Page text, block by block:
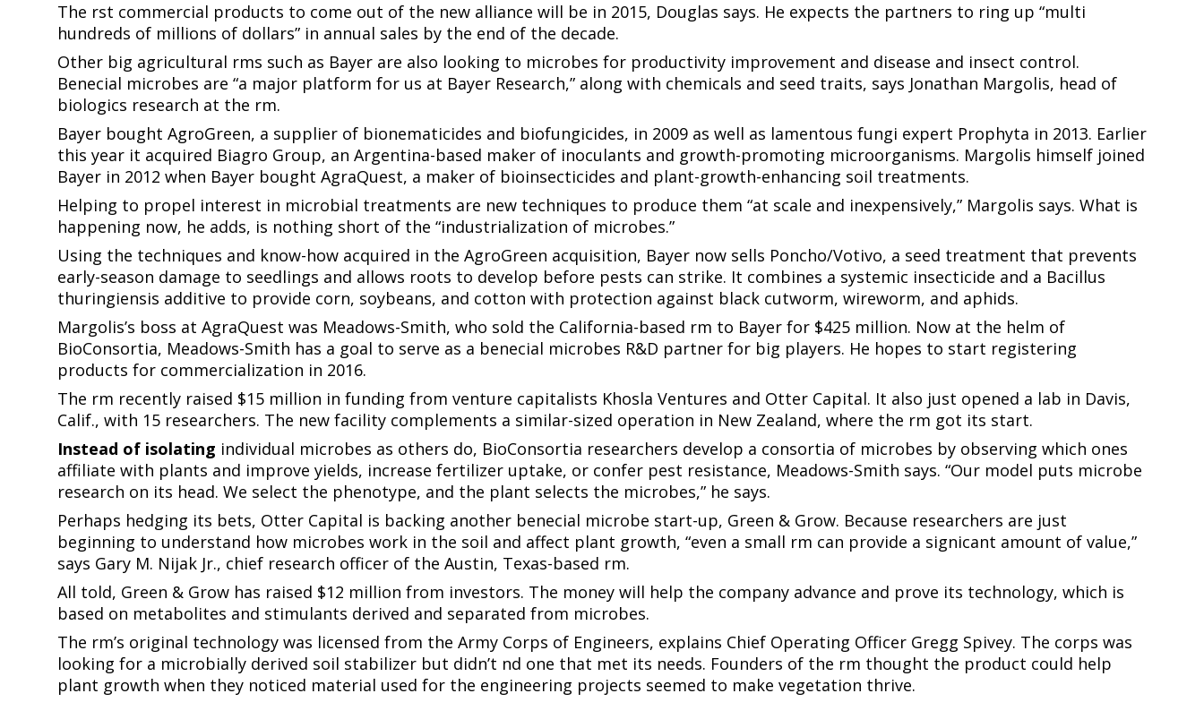
The first commercial products to come out of the new alliance will be in 2015, Douglas says. He expects the partners to ring up “multi
hundreds of millions of dollars” in annual sales by the end of the decade.​​​​‌ ‍ ​‍​‍‌‍ ‌ ​‍‌‍‍‌‌‍‌ ‌‍‍‌‌‍ ‍​‍​‍​ ‍‍​‍​‍‌ ​ ‌‍​‌‌‍ ‍‌‍‍‌‌ ‌​‌ ‍‌​‍ ‍‌‍‍‌‌‍ ​‍​‍​‍ ​​‍​‍‌‍‍​‌ ​‍‌‍‌‌‌‍‌‍​‍​‍​ ‍‍​‍​‍​‍ ‌ ​ ‌ ‌​‌ ‌‌‌‍‌​‌‍‍‌‌‍ ​‍ ‌‍‍‌‌‍ ‍‌ ‌​‌‍‌‌‌‍ ‍‌ ‌​​‍ ‌‍‌‌‌‍‌​‌‍‍‌‌ ‌​​‍ ‌‍ ‌‌‍ ‌‍‌​‌‍‌‌​ ‌‌ ​​‌ ​‍‌‍‌‌‌ ​ ‌‍‌‌‌‍ ‍‌ ‌​‌‍​‌‌ ‌​‌‍‍‌‌‍ ‌‍ ‍​ ‍ ‌‍‍‌‌‍‌​​ ‌‌ ​​‌‍ ‌ ​ ‌ ‌​​‍ ‍‌ ​ ‌‍​‌​‍ ‍‌‍‌ ‌ ​‍‌‍ ‌ ‌ ‌‍‍‌‌‍ ‍‌‍‌ ​‍ ‌‌ ​​‌ ​‍‌‍ ‌‍‌‍‌‍‍‌‌ ‌​‌ ​ ​‍ ‌‌ ‌ ‌‍‍‌‌ ‌​‌‍‍​​‍ ‌‌‍ ‌‌‍‍‌‌‍​ ‌ ​‍‌‍ ‌‍​‍‌‍‌‌‌ ​ ​ ‍ ‌ ‌​‌ ‍‌‌ ​​‌‍‌‌​ ‌‌ ​​‌‍ ‌ ​ ‌ ‌​​ ‍ ‌ ​​‌‍​‌‌ ‌​‌‍‍​​ ‌‌‍​‍‌‍ ‌‍‌​‌ ‍‌​‍‌‌​ ‌‌‌​​‍‌‌ ‌‍‍ ‌‍‌‌‌ ‍‌​‍‌‌​ ​ ‌​‌​​‍‌‌​ ​ ‌​‌​​‍‌‌​ ​‍​ ​‍​ ‌​​ ‌‍‌‍‌‍‌‍​ ‌‍‌​​ ​‌​ ‌‌‌‍‌‍​ ‍​​ ‌​​ ‌​‌‍​‍​‍‌‌​ ​‍​ ​‍​‍‌‌​ ‌‌‌​‌​​‍ ‍‌‍​ ‌‍‍​‌‍‍‌‌‍ ​‌‍‌​‌ ​‍‌‍‌‌‌‍ ‍​‍‌‌​ ‌‌‌​​‍‌‌ ‌‍‍ ‌‍‌‌‌ ‍‌​‍‌‌​ ​ ‌​‌​​‍‌‌​ ​ ‌​‌​​‍‌‌​ ​‍​ ​‍​ ‌​​ ‌​​ ‌‍​ ​​​ ‌‌​ ‌‌‌‍‌‍‌‍​‌​ ‌‍​ ‍‌​ ‍​‌‍‌‌​ ​​​‍‌‌​ ​‍​ ​‍​‍‌‌​ ‌‌‌​‌​​‍ ‍‌ ‌​‌‍‌‌‌ ‍​‌ ‌​​ ‌‍​‍‌‍​‌‌ ​ ‌‍‌‌‌‌‌‌‌ ​‍‌‍ ​​ ‌​‍‌‌​ ​‍‌​‌‍‌ ​ ‌ ‌​‌ ‌‌‌‍‌​‌‍‍‌‌‍ ​‍‌‍‌‍‍‌‌‍‌​​ ‌‌ ​​‌‍ ‌ ​ ‌ ‌​​‍ ‍‌ ​ ‌‍​‌​‍ ‍‌‍‌ ‌ ​‍‌‍ ‌ ‌ ‌‍‍‌‌‍ ‍‌‍‌ ​‍ ‌‌ ​​‌ ​‍‌‍ ‌‍‌‍‌‍‍‌‌ ‌​‌ ​ ​‍ ‌‌ ‌ ‌‍‍‌‌ ‌​‌‍‍​​‍ ‌‌‍ ‌‌‍‍‌‌‍​ ‌ ​‍‌‍ ‌‍​‍‌‍‌‌‌ ​ ​‍‌‍‌ ‌​‌ ‍‌‌ ​​‌‍‌‌​ ‌‌ ​​‌‍ ‌ ​ ‌ ‌​​‍‌‍‌ ​​‌‍​‌‌ ‌​‌‍‍​​ ‌‌‍​‍‌‍ ‌‍‌​‌ ‍‌​‍‌‌​ ‌‌‌​​‍‌‌ ‌‍‍ ‌‍‌‌‌ ‍‌​‍‌‌​ ​ ‌​‌​​‍‌‌​ ​ ‌​‌​​‍‌‌​ ​‍​ ​‍​ ‌​​ ‌‍‌‍‌‍‌‍​ ‌‍‌​​ ​‌​ ‌‌‌‍‌‍​ ‍​​ ‌​​ ‌​‌‍​‍​‍‌‌​ ​‍​ ​‍​‍‌‌​ ‌‌‌​‌​​‍ ‍‌‍​ ‌‍‍​‌‍‍‌‌‍ ​‌‍‌​‌ ​‍‌‍‌‌‌‍ ‍​‍‌‌​ ‌‌‌​​‍‌‌ ‌‍‍ ‌‍‌‌‌ ‍‌​‍‌‌​ ​ ‌​‌​​‍‌‌​ ​ ‌​‌​​‍‌‌​ ​‍​ ​‍​ ‌​​ ‌​​ ‌‍​ ​​​ ‌‌​ ‌‌‌‍‌‍‌‍​‌​ ‌‍​ ‍‌​ ‍​‌‍‌‌​ ​​​‍‌‌​ ​‍​ ​‍​‍‌‌​ ‌‌‌​‌​​‍ ‍‌ ‌​‌‍‌‌‌ ‍​‌ ‌​​‍‌‍‌ ​​‌‍‌‌‌ ​‍‌ ​ ‌ ​​‌‍‌‌‌‍​ ‌ ‌​‌‍‍‌‌ ‌‍‌‍‌‌​ ‌‌ ​​‌ ‌‌‌‍​‍‌‍ ​‌‍‍‌‌ ​ ‌‍‍​‌‍‌‌‌‍‌​​‍​‍‌ ‌
Other big agricultural firms such as Bayer are also looking to microbes for productivity improvement and disease and insect control.
Beneficial microbes are “a major platform for us at Bayer Research,” along with chemicals and seed traits, says Jonathan Margolis, head of
biologics research at the firm.​​​​‌ ‍ ​‍​‍‌‍ ‌ ​‍‌‍‍‌‌‍‌ ‌‍‍‌‌‍ ‍​‍​‍​ ‍‍​‍​‍‌ ​ ‌‍​‌‌‍ ‍‌‍‍‌‌ ‌​‌ ‍‌​‍ ‍‌‍‍‌‌‍ ​‍​‍​‍ ​​‍​‍‌‍‍​‌ ​‍‌‍‌‌‌‍‌‍​‍​‍​ ‍‍​‍​‍​‍ ‌ ​ ‌ ‌​‌ ‌‌‌‍‌​‌‍‍‌‌‍ ​‍ ‌‍‍‌‌‍ ‍‌ ‌​‌‍‌‌‌‍ ‍‌ ‌​​‍ ‌‍‌‌‌‍‌​‌‍‍‌‌ ‌​​‍ ‌‍ ‌‌‍ ‌‍‌​‌‍‌‌​ ‌‌ ​​‌ ​‍‌‍‌‌‌ ​ ‌‍‌‌‌‍ ‍‌ ‌​‌‍​‌‌ ‌​‌‍‍‌‌‍ ‌‍ ‍​ ‍ ‌‍‍‌‌‍‌​​ ‌‌ ​​‌‍ ‌ ​ ‌ ‌​​‍ ‍‌ ​ ‌‍​‌​‍ ‍‌‍‌ ‌ ​‍‌‍ ‌ ‌ ‌‍‍‌‌‍ ‍‌‍‌ ​‍ ‌‌ ​​‌ ​‍‌‍ ‌‍‌‍‌‍‍‌‌ ‌​‌ ​ ​‍ ‌‌ ‌ ‌‍‍‌‌ ‌​‌‍‍​​‍ ‌‌‍ ‌‌‍‍‌‌‍​ ‌ ​‍‌‍ ‌‍​‍‌‍‌‌‌ ​ ​ ‍ ‌ ‌​‌ ‍‌‌ ​​‌‍‌‌​ ‌‌ ​​‌‍ ‌ ​ ‌ ‌​​ ‍ ‌ ​​‌‍​‌‌ ‌​‌‍‍​​ ‌‌‍​‍‌‍ ‌‍‌​‌ ‍‌​‍‌‌​ ‌‌‌​​‍‌‌ ‌‍‍ ‌‍‌‌‌ ‍‌​‍‌‌​ ​ ‌​‌​​‍‌‌​ ​ ‌​‌​​‍‌‌​ ​‍​ ​‍​ ‍‌​ ​‍​ ‌‌​ ‍‌​ ‌‍‌‍‌‍​ ‌‌‌‍​ ‌‍​ ​ ‌‍​ ‌‍​ ‍​​‍‌‌​ ​‍​ ​‍​‍‌‌​ ‌‌‌​‌​​‍ ‍‌‍​ ‌‍‍​‌‍‍‌‌‍ ​‌‍‌​‌ ​‍‌‍‌‌‌‍ ‍​‍‌‌​ ‌‌‌​​‍‌‌ ‌‍‍ ‌‍‌‌‌ ‍‌​‍‌‌​ ​ ‌​‌​​‍‌‌​ ​ ‌​‌​​‍‌‌​ ​‍​ ​‍‌‍​ ‌‍‌​‌‍‌‌​ ‍​‌‍​‌‌‍​‍‌‍​ ​ ‌​​ ‍​​ ‌‌‌‍​‍‌‍​‍​ ​​​‍‌‌​ ​‍​ ​‍​‍‌‌​ ‌‌‌​‌​​‍ ‍‌ ‌​‌‍‌‌‌ ‍​‌ ‌​​ ‌‍​‍‌‍​‌‌ ​ ‌‍‌‌‌‌‌‌‌ ​‍‌‍ ​​ ‌​‍‌‌​ ​‍‌​‌‍‌ ​ ‌ ‌​‌ ‌‌‌‍‌​‌‍‍‌‌‍ ​‍‌‍‌‍‍‌‌‍‌​​ ‌‌ ​​‌‍ ‌ ​ ‌ ‌​​‍ ‍‌ ​ ‌‍​‌​‍ ‍‌‍‌ ‌ ​‍‌‍ ‌ ‌ ‌‍‍‌‌‍ ‍‌‍‌ ​‍ ‌‌ ​​‌ ​‍‌‍ ‌‍‌‍‌‍‍‌‌ ‌​‌ ​ ​‍ ‌‌ ‌ ‌‍‍‌‌ ‌​‌‍‍​​‍ ‌‌‍ ‌‌‍‍‌‌‍​ ‌ ​‍‌‍ ‌‍​‍‌‍‌‌‌ ​ ​‍‌‍‌ ‌​‌ ‍‌‌ ​​‌‍‌‌​ ‌‌ ​​‌‍ ‌ ​ ‌ ‌​​‍‌‍‌ ​​‌‍​‌‌ ‌​‌‍‍​​ ‌‌‍​‍‌‍ ‌‍‌​‌ ‍‌​‍‌‌​ ‌‌‌​​‍‌‌ ‌‍‍ ‌‍‌‌‌ ‍‌​‍‌‌​ ​ ‌​‌​​‍‌‌​ ​ ‌​‌​​‍‌‌​ ​‍​ ​‍​ ‍‌​ ​‍​ ‌‌​ ‍‌​ ‌‍‌‍‌‍​ ‌‌‌‍​ ‌‍​ ​ ‌‍​ ‌‍​ ‍​​‍‌‌​ ​‍​ ​‍​‍‌‌​ ‌‌‌​‌​​‍ ‍‌‍​ ‌‍‍​‌‍‍‌‌‍ ​‌‍‌​‌ ​‍‌‍‌‌‌‍ ‍​‍‌‌​ ‌‌‌​​‍‌‌ ‌‍‍ ‌‍‌‌‌ ‍‌​‍‌‌​ ​ ‌​‌​​‍‌‌​ ​ ‌​‌​​‍‌‌​ ​‍​ ​‍‌‍​ ‌‍‌​‌‍‌‌​ ‍​‌‍​‌‌‍​‍‌‍​ ​ ‌​​ ‍​​ ‌‌‌‍​‍‌‍​‍​ ​​​‍‌‌​ ​‍​ ​‍​‍‌‌​ ‌‌‌​‌​​‍ ‍‌ ‌​‌‍‌‌‌ ‍​‌ ‌​​‍‌‍‌ ​​‌‍‌‌‌ ​‍‌ ​ ‌ ​​‌‍‌‌‌‍​ ‌ ‌​‌‍‍‌‌ ‌‍‌‍‌‌​ ‌‌ ​​‌ ‌‌‌‍​‍‌‍ ​‌‍‍‌‌ ​ ‌‍‍​‌‍‌‌‌‍‌​​‍​‍‌ ‌
Bayer bought AgroGreen, a supplier of bionematicides and biofungicides, in 2009 as well as filamentous fungi expert Prophyta in 2013. Earlier
this year it acquired Biagro Group, an Argentina-based maker of inoculants and growth-promoting microorganisms. Margolis himself joined
Bayer in 2012 when Bayer bought AgraQuest, a maker of bioinsecticides and plant-growth-enhancing soil treatments.​​​​‌ ‍ ​‍​‍‌‍ ‌ ​‍‌‍‍‌‌‍‌ ‌‍‍‌‌‍ ‍​‍​‍​ ‍‍​‍​‍‌ ​ ‌‍​‌‌‍ ‍‌‍‍‌‌ ‌​‌ ‍‌​‍ ‍‌‍‍‌‌‍ ​‍​‍​‍ ​​‍​‍‌‍‍​‌ ​‍‌‍‌‌‌‍‌‍​‍​‍​ ‍‍​‍​‍​‍ ‌ ​ ‌ ‌​‌ ‌‌‌‍‌​‌‍‍‌‌‍ ​‍ ‌‍‍‌‌‍ ‍‌ ‌​‌‍‌‌‌‍ ‍‌ ‌​​‍ ‌‍‌‌‌‍‌​‌‍‍‌‌ ‌​​‍ ‌‍ ‌‌‍ ‌‍‌​‌‍‌‌​ ‌‌ ​​‌ ​‍‌‍‌‌‌ ​ ‌‍‌‌‌‍ ‍‌ ‌​‌‍​‌‌ ‌​‌‍‍‌‌‍ ‌‍ ‍​ ‍ ‌‍‍‌‌‍‌​​ ‌‌ ​​‌‍ ‌ ​ ‌ ‌​​‍ ‍‌ ​ ‌‍​‌​‍ ‍‌‍‌ ‌ ​‍‌‍ ‌ ‌ ‌‍‍‌‌‍ ‍‌‍‌ ​‍ ‌‌ ​​‌ ​‍‌‍ ‌‍‌‍‌‍‍‌‌ ‌​‌ ​ ​‍ ‌‌ ‌ ‌‍‍‌‌ ‌​‌‍‍​​‍ ‌‌‍ ‌‌‍‍‌‌‍​ ‌ ​‍‌‍ ‌‍​‍‌‍‌‌‌ ​ ​ ‍ ‌ ‌​‌ ‍‌‌ ​​‌‍‌‌​ ‌‌ ​​‌‍ ‌ ​ ‌ ‌​​ ‍ ‌ ​​‌‍​‌‌ ‌​‌‍‍​​ ‌‌‍​‍‌‍ ‌‍‌​‌ ‍‌​‍‌‌​ ‌‌‌​​‍‌‌ ‌‍‍ ‌‍‌‌‌ ‍‌​‍‌‌​ ​ ‌​‌​​‍‌‌​ ​ ‌​‌​​‍‌‌​ ​‍​ ​‍​ ​‍​ ​‍‌‍​ ​ ‍​‌‍‌​​ ​ ​ ​ ​ ‌​​ ‌​‌‍‌​‌‍‌​​ ​​​‍‌‌​ ​‍​ ​‍​‍‌‌​ ‌‌‌​‌​​‍ ‍‌‍​ ‌‍‍​‌‍‍‌‌‍ ​‌‍‌​‌ ​‍‌‍‌‌‌‍ ‍​‍‌‌​ ‌‌‌​​‍‌‌ ‌‍‍ ‌‍‌‌‌ ‍‌​‍‌‌​ ​ ‌​‌​​‍‌‌​ ​ ‌​‌​​‍‌‌​ ​‍​ ​‍​ ​ ‌‍​ ​ ​‌​ ‌‌​ ‌‍​ ‌ ‌‍‌​​ ‌​​ ‌ ‌‍‌​​ ‍​​ ‍‌​ ​​​‍‌‌​ ​‍​ ​‍​‍‌‌​ ‌‌‌​‌​​‍ ‍‌ ‌​‌‍‌‌‌ ‍​‌ ‌​​ ‌‍​‍‌‍​‌‌ ​ ‌‍‌‌‌‌‌‌‌ ​‍‌‍ ​​ ‌​‍‌‌​ ​‍‌​‌‍‌ ​ ‌ ‌​‌ ‌‌‌‍‌​‌‍‍‌‌‍ ​‍‌‍‌‍‍‌‌‍‌​​ ‌‌ ​​‌‍ ‌ ​ ‌ ‌​​‍ ‍‌ ​ ‌‍​‌​‍ ‍‌‍‌ ‌ ​‍‌‍ ‌ ‌ ‌‍‍‌‌‍ ‍‌‍‌ ​‍ ‌‌ ​​‌ ​‍‌‍ ‌‍‌‍‌‍‍‌‌ ‌​‌ ​ ​‍ ‌‌ ‌ ‌‍‍‌‌ ‌​‌‍‍​​‍ ‌‌‍ ‌‌‍‍‌‌‍​ ‌ ​‍‌‍ ‌‍​‍‌‍‌‌‌ ​ ​‍‌‍‌ ‌​‌ ‍‌‌ ​​‌‍‌‌​ ‌‌ ​​‌‍ ‌ ​ ‌ ‌​​‍‌‍‌ ​​‌‍​‌‌ ‌​‌‍‍​​ ‌‌‍​‍‌‍ ‌‍‌​‌ ‍‌​‍‌‌​ ‌‌‌​​‍‌‌ ‌‍‍ ‌‍‌‌‌ ‍‌​‍‌‌​ ​ ‌​‌​​‍‌‌​ ​ ‌​‌​​‍‌‌​ ​‍​ ​‍​ ​‍​ ​‍‌‍​ ​ ‍​‌‍‌​​ ​ ​ ​ ​ ‌​​ ‌​‌‍‌​‌‍‌​​ ​​​‍‌‌​ ​‍​ ​‍​‍‌‌​ ‌‌‌​‌​​‍ ‍‌‍​ ‌‍‍​‌‍‍‌‌‍ ​‌‍‌​‌ ​‍‌‍‌‌‌‍ ‍​‍‌‌​ ‌‌‌​​‍‌‌ ‌‍‍ ‌‍‌‌‌ ‍‌​‍‌‌​ ​ ‌​‌​​‍‌‌​ ​ ‌​‌​​‍‌‌​ ​‍​ ​‍​ ​ ‌‍​ ​ ​‌​ ‌‌​ ‌‍​ ‌ ‌‍‌​​ ‌​​ ‌ ‌‍‌​​ ‍​​ ‍‌​ ​​​‍‌‌​ ​‍​ ​‍​‍‌‌​ ‌‌‌​‌​​‍ ‍‌ ‌​‌‍‌‌‌ ‍​‌ ‌​​‍‌‍‌ ​​‌‍‌‌‌ ​‍‌ ​ ‌ ​​‌‍‌‌‌‍​ ‌ ‌​‌‍‍‌‌ ‌‍‌‍‌‌​ ‌‌ ​​‌ ‌‌‌‍​‍‌‍ ​‌‍‍‌‌ ​ ‌‍‍​‌‍‌‌‌‍‌​​‍​‍‌ ‌
Helping to propel interest in microbial treatments are new techniques to produce them “at scale and inexpensively,” Margolis says. What is
happening now, he adds, is nothing short of the “industrialization of microbes.”​​​​‌ ‍ ​‍​‍‌‍ ‌ ​‍‌‍‍‌‌‍‌ ‌‍‍‌‌‍ ‍​‍​‍​ ‍‍​‍​‍‌ ​ ‌‍​‌‌‍ ‍‌‍‍‌‌ ‌​‌ ‍‌​‍ ‍‌‍‍‌‌‍ ​‍​‍​‍ ​​‍​‍‌‍‍​‌ ​‍‌‍‌‌‌‍‌‍​‍​‍​ ‍‍​‍​‍​‍ ‌ ​ ‌ ‌​‌ ‌‌‌‍‌​‌‍‍‌‌‍ ​‍ ‌‍‍‌‌‍ ‍‌ ‌​‌‍‌‌‌‍ ‍‌ ‌​​‍ ‌‍‌‌‌‍‌​‌‍‍‌‌ ‌​​‍ ‌‍ ‌‌‍ ‌‍‌​‌‍‌‌​ ‌‌ ​​‌ ​‍‌‍‌‌‌ ​ ‌‍‌‌‌‍ ‍‌ ‌​‌‍​‌‌ ‌​‌‍‍‌‌‍ ‌‍ ‍​ ‍ ‌‍‍‌‌‍‌​​ ‌‌ ​​‌‍ ‌ ​ ‌ ‌​​‍ ‍‌ ​ ‌‍​‌​‍ ‍‌‍‌ ‌ ​‍‌‍ ‌ ‌ ‌‍‍‌‌‍ ‍‌‍‌ ​‍ ‌‌ ​​‌ ​‍‌‍ ‌‍‌‍‌‍‍‌‌ ‌​‌ ​ ​‍ ‌‌ ‌ ‌‍‍‌‌ ‌​‌‍‍​​‍ ‌‌‍ ‌‌‍‍‌‌‍​ ‌ ​‍‌‍ ‌‍​‍‌‍‌‌‌ ​ ​ ‍ ‌ ‌​‌ ‍‌‌ ​​‌‍‌‌​ ‌‌ ​​‌‍ ‌ ​ ‌ ‌​​ ‍ ‌ ​​‌‍​‌‌ ‌​‌‍‍​​ ‌‌‍​‍‌‍ ‌‍‌​‌ ‍‌​‍‌‌​ ‌‌‌​​‍‌‌ ‌‍‍ ‌‍‌‌‌ ‍‌​‍‌‌​ ​ ‌​‌​​‍‌‌​ ​ ‌​‌​​‍‌‌​ ​‍​ ​‍​ ‌‍​ ​ ‌‍​‍​ ‌​​ ‌​​ ‌‍​ ​‍‌‍‌‌​ ‌​​ ​‌‌‍‌​‌‍​‌​‍‌‌​ ​‍​ ​‍​‍‌‌​ ‌‌‌​‌​​‍ ‍‌‍​ ‌‍‍​‌‍‍‌‌‍ ​‌‍‌​‌ ​‍‌‍‌‌‌‍ ‍​‍‌‌​ ‌‌‌​​‍‌‌ ‌‍‍ ‌‍‌‌‌ ‍‌​‍‌‌​ ​ ‌​‌​​‍‌‌​ ​ ‌​‌​​‍‌‌​ ​‍​ ​‍‌‍‌‌​ ​ ‌‍​‍‌‍​‌‌‍​‍‌‍​ ​ ​​​ ‌‍​ ​‍​ ​​​ ​​‌‍​ ​ ​​​‍‌‌​ ​‍​ ​‍​‍‌‌​ ‌‌‌​‌​​‍ ‍‌ ‌​‌‍‌‌‌ ‍​‌ ‌​​ ‌‍​‍‌‍​‌‌ ​ ‌‍‌‌‌‌‌‌‌ ​‍‌‍ ​​ ‌​‍‌‌​ ​‍‌​‌‍‌ ​ ‌ ‌​‌ ‌‌‌‍‌​‌‍‍‌‌‍ ​‍‌‍‌‍‍‌‌‍‌​​ ‌‌ ​​‌‍ ‌ ​ ‌ ‌​​‍ ‍‌ ​ ‌‍​‌​‍ ‍‌‍‌ ‌ ​‍‌‍ ‌ ‌ ‌‍‍‌‌‍ ‍‌‍‌ ​‍ ‌‌ ​​‌ ​‍‌‍ ‌‍‌‍‌‍‍‌‌ ‌​‌ ​ ​‍ ‌‌ ‌ ‌‍‍‌‌ ‌​‌‍‍​​‍ ‌‌‍ ‌‌‍‍‌‌‍​ ‌ ​‍‌‍ ‌‍​‍‌‍‌‌‌ ​ ​‍‌‍‌ ‌​‌ ‍‌‌ ​​‌‍‌‌​ ‌‌ ​​‌‍ ‌ ​ ‌ ‌​​‍‌‍‌ ​​‌‍​‌‌ ‌​‌‍‍​​ ‌‌‍​‍‌‍ ‌‍‌​‌ ‍‌​‍‌‌​ ‌‌‌​​‍‌‌ ‌‍‍ ‌‍‌‌‌ ‍‌​‍‌‌​ ​ ‌​‌​​‍‌‌​ ​ ‌​‌​​‍‌‌​ ​‍​ ​‍​ ‌‍​ ​ ‌‍​‍​ ‌​​ ‌​​ ‌‍​ ​‍‌‍‌‌​ ‌​​ ​‌‌‍‌​‌‍​‌​‍‌‌​ ​‍​ ​‍​‍‌‌​ ‌‌‌​‌​​‍ ‍‌‍​ ‌‍‍​‌‍‍‌‌‍ ​‌‍‌​‌ ​‍‌‍‌‌‌‍ ‍​‍‌‌​ ‌‌‌​​‍‌‌ ‌‍‍ ‌‍‌‌‌ ‍‌​‍‌‌​ ​ ‌​‌​​‍‌‌​ ​ ‌​‌​​‍‌‌​ ​‍​ ​‍‌‍‌‌​ ​ ‌‍​‍‌‍​‌‌‍​‍‌‍​ ​ ​​​ ‌‍​ ​‍​ ​​​ ​​‌‍​ ​ ​​​‍‌‌​ ​‍​ ​‍​‍‌‌​ ‌‌‌​‌​​‍ ‍‌ ‌​‌‍‌‌‌ ‍​‌ ‌​​‍‌‍‌ ​​‌‍‌‌‌ ​‍‌ ​ ‌ ​​‌‍‌‌‌‍​ ‌ ‌​‌‍‍‌‌ ‌‍‌‍‌‌​ ‌‌ ​​‌ ‌‌‌‍​‍‌‍ ​‌‍‍‌‌ ​ ‌‍‍​‌‍‌‌‌‍‌​​‍​‍‌ ‌
Using the techniques and know-how acquired in the AgroGreen acquisition, Bayer now sells Poncho/Votivo, a seed treatment that prevents
early-season damage to seedlings and allows roots to develop before pests can strike. It combines a systemic insecticide and a ​​​​‌ ‍ ​‍​‍‌‍ ‌ ​‍‌‍‍‌‌‍‌ ‌‍‍‌‌‍ ‍​‍​‍​ ‍‍​‍​‍‌ ​ ‌‍​‌‌‍ ‍‌‍‍‌‌ ‌​‌ ‍‌​‍ ‍‌‍‍‌‌‍ ​‍​‍​‍ ​​‍​‍‌‍‍​‌ ​‍‌‍‌‌‌‍‌‍​‍​‍​ ‍‍​‍​‍​‍ ‌ ​ ‌ ‌​‌ ‌‌‌‍‌​‌‍‍‌‌‍ ​‍ ‌‍‍‌‌‍ ‍‌ ‌​‌‍‌‌‌‍ ‍‌ ‌​​‍ ‌‍‌‌‌‍‌​‌‍‍‌‌ ‌​​‍ ‌‍ ‌‌‍ ‌‍‌​‌‍‌‌​ ‌‌ ​​‌ ​‍‌‍‌‌‌ ​ ‌‍‌‌‌‍ ‍‌ ‌​‌‍​‌‌ ‌​‌‍‍‌‌‍ ‌‍ ‍​ ‍ ‌‍‍‌‌‍‌​​ ‌‌ ​​‌‍ ‌ ​ ‌ ‌​​‍ ‍‌ ​ ‌‍​‌​‍ ‍‌‍‌ ‌ ​‍‌‍ ‌ ‌ ‌‍‍‌‌‍ ‍‌‍‌ ​‍ ‌‌ ​​‌ ​‍‌‍ ‌‍‌‍‌‍‍‌‌ ‌​‌ ​ ​‍ ‌‌ ‌ ‌‍‍‌‌ ‌​‌‍‍​​‍ ‌‌‍ ‌‌‍‍‌‌‍​ ‌ ​‍‌‍ ‌‍​‍‌‍‌‌‌ ​ ​ ‍ ‌ ‌​‌ ‍‌‌ ​​‌‍‌‌​ ‌‌ ​​‌‍ ‌ ​ ‌ ‌​​ ‍ ‌ ​​‌‍​‌‌ ‌​‌‍‍​​ ‌‌‍​‍‌‍ ‌‍‌​‌ ‍‌​‍‌‌​ ‌‌‌​​‍‌‌ ‌‍‍ ‌‍‌‌‌ ‍‌​‍‌‌​ ​ ‌​‌​​‍‌‌​ ​ ‌​‌​​‍‌‌​ ​‍​ ​‍​ ‌ ​ ​‌​ ​​​ ‌​​ ​‍​ ‌​‌‍‌‍​ ​​​ ​​​ ‌‌‌‍‌‌​ ​‌​‍‌‌​ ​‍​ ​‍​‍‌‌​ ‌‌‌​‌​​‍ ‍‌‍​ ‌‍‍​‌‍‍‌‌‍ ​‌‍‌​‌ ​‍‌‍‌‌‌‍ ‍​‍‌‌​ ‌‌‌​​‍‌‌ ‌‍‍ ‌‍‌‌‌ ‍‌​‍‌‌​ ​ ‌​‌​​‍‌‌​ ​ ‌​‌​​‍‌‌​ ​‍​ ​‍​ ‍​‌‍‌‍‌‍‌​​ ‍‌‌‍​ ‌‍‌‍​ ‍‌​ ‌​​ ‌ ​ ‌‌​ ‍​​ ‌‌​ ​​​‍‌‌​ ​‍​ ​‍​‍‌‌​ ‌‌‌​‌​​‍ ‍‌ ‌​‌‍‌‌‌ ‍​‌ ‌​​ ‌‍​‍‌‍​‌‌ ​ ‌‍‌‌‌‌‌‌‌ ​‍‌‍ ​​ ‌​‍‌‌​ ​‍‌​‌‍‌ ​ ‌ ‌​‌ ‌‌‌‍‌​‌‍‍‌‌‍ ​‍‌‍‌‍‍‌‌‍‌​​ ‌‌ ​​‌‍ ‌ ​ ‌ ‌​​‍ ‍‌ ​ ‌‍​‌​‍ ‍‌‍‌ ‌ ​‍‌‍ ‌ ‌ ‌‍‍‌‌‍ ‍‌‍‌ ​‍ ‌‌ ​​‌ ​‍‌‍ ‌‍‌‍‌‍‍‌‌ ‌​‌ ​ ​‍ ‌‌ ‌ ‌‍‍‌‌ ‌​‌‍‍​​‍ ‌‌‍ ‌‌‍‍‌‌‍​ ‌ ​‍‌‍ ‌‍​‍‌‍‌‌‌ ​ ​‍‌‍‌ ‌​‌ ‍‌‌ ​​‌‍‌‌​ ‌‌ ​​‌‍ ‌ ​ ‌ ‌​​‍‌‍‌ ​​‌‍​‌‌ ‌​‌‍‍​​ ‌‌‍​‍‌‍ ‌‍‌​‌ ‍‌​‍‌‌​ ‌‌‌​​‍‌‌ ‌‍‍ ‌‍‌‌‌ ‍‌​‍‌‌​ ​ ‌​‌​​‍‌‌​ ​ ‌​‌​​‍‌‌​ ​‍​ ​‍​ ‌ ​ ​‌​ ​​​ ‌​​ ​‍​ ‌​‌‍‌‍​ ​​​ ​​​ ‌‌‌‍‌‌​ ​‌​‍‌‌​ ​‍​ ​‍​‍‌‌​ ‌‌‌​‌​​‍ ‍‌‍​ ‌‍‍​‌‍‍‌‌‍ ​‌‍‌​‌ ​‍‌‍‌‌‌‍ ‍​‍‌‌​ ‌‌‌​​‍‌‌ ‌‍‍ ‌‍‌‌‌ ‍‌​‍‌‌​ ​ ‌​‌​​‍‌‌​ ​ ‌​‌​​‍‌‌​ ​‍​ ​‍​ ‍​‌‍‌‍‌‍‌​​ ‍‌‌‍​ ‌‍‌‍​ ‍‌​ ‌​​ ‌ ​ ‌‌​ ‍​​ ‌‌​ ​​​‍‌‌​ ​‍​ ​‍​‍‌‌​ ‌‌‌​‌​​‍ ‍‌ ‌​‌‍‌‌‌ ‍​‌ ‌​​‍‌‍‌ ​​‌‍‌‌‌ ​‍‌ ​ ‌ ​​‌‍‌‌‌‍​ ‌ ‌​‌‍‍‌‌ ‌‍‌‍‌‌​ ‌‌ ​​‌ ‌‌‌‍​‍‌‍ ​‌‍‍‌‌ ​ ‌‍‍​‌‍‌‌‌‍‌​​‍​‍‌ ‌ Bacillus
thuringiensis​​​​‌ ‍ ​‍​‍‌‍ ‌ ​‍‌‍‍‌‌‍‌ ‌‍‍‌‌‍ ‍​‍​‍​ ‍‍​‍​‍‌ ​ ‌‍​‌‌‍ ‍‌‍‍‌‌ ‌​‌ ‍‌​‍ ‍‌‍‍‌‌‍ ​‍​‍​‍ ​​‍​‍‌‍‍​‌ ​‍‌‍‌‌‌‍‌‍​‍​‍​ ‍‍​‍​‍​‍ ‌ ​ ‌ ‌​‌ ‌‌‌‍‌​‌‍‍‌‌‍ ​‍ ‌‍‍‌‌‍ ‍‌ ‌​‌‍‌‌‌‍ ‍‌ ‌​​‍ ‌‍‌‌‌‍‌​‌‍‍‌‌ ‌​​‍ ‌‍ ‌‌‍ ‌‍‌​‌‍‌‌​ ‌‌ ​​‌ ​‍‌‍‌‌‌ ​ ‌‍‌‌‌‍ ‍‌ ‌​‌‍​‌‌ ‌​‌‍‍‌‌‍ ‌‍ ‍​ ‍ ‌‍‍‌‌‍‌​​ ‌‌ ​​‌‍ ‌ ​ ‌ ‌​​‍ ‍‌ ​ ‌‍​‌​‍ ‍‌‍‌ ‌ ​‍‌‍ ‌ ‌ ‌‍‍‌‌‍ ‍‌‍‌ ​‍ ‌‌ ​​‌ ​‍‌‍ ‌‍‌‍‌‍‍‌‌ ‌​‌ ​ ​‍ ‌‌ ‌ ‌‍‍‌‌ ‌​‌‍‍​​‍ ‌‌‍ ‌‌‍‍‌‌‍​ ‌ ​‍‌‍ ‌‍​‍‌‍‌‌‌ ​ ​ ‍ ‌ ‌​‌ ‍‌‌ ​​‌‍‌‌​ ‌‌ ​​‌‍ ‌ ​ ‌ ‌​​ ‍ ‌ ​​‌‍​‌‌ ‌​‌‍‍​​ ‌‌‍​‍‌‍ ‌‍‌​‌ ‍‌​‍‌‌​ ‌‌‌​​‍‌‌ ‌‍‍ ‌‍‌‌‌ ‍‌​‍‌‌​ ​ ‌​‌​​‍‌‌​ ​ ‌​‌​​‍‌‌​ ​‍​ ​‍​ ‌ ​ ​‌​ ​​​ ‌​​ ​‍​ ‌​‌‍‌‍​ ​​​ ​​​ ‌‌‌‍‌‌​ ​‌​‍‌‌​ ​‍​ ​‍​‍‌‌​ ‌‌‌​‌​​‍ ‍‌‍​ ‌‍‍​‌‍‍‌‌‍ ​‌‍‌​‌ ​‍‌‍‌‌‌‍ ‍​‍‌‌​ ‌‌‌​​‍‌‌ ‌‍‍ ‌‍‌‌‌ ‍‌​‍‌‌​ ​ ‌​‌​​‍‌‌​ ​ ‌​‌​​‍‌‌​ ​‍​ ​‍​ ‍​‌‍‌‍‌‍‌​​ ‍‌‌‍​ ‌‍‌‍​ ‍‌​ ‌​​ ‌ ​ ‌‌​ ‍​​ ‌‌​ ​‌​‍‌‌​ ​‍​ ​‍​‍‌‌​ ‌‌‌​‌​​‍ ‍‌ ‌​‌‍‌‌‌ ‍​‌ ‌​​ ‌‍​‍‌‍​‌‌ ​ ‌‍‌‌‌‌‌‌‌ ​‍‌‍ ​​ ‌​‍‌‌​ ​‍‌​‌‍‌ ​ ‌ ‌​‌ ‌‌‌‍‌​‌‍‍‌‌‍ ​‍‌‍‌‍‍‌‌‍‌​​ ‌‌ ​​‌‍ ‌ ​ ‌ ‌​​‍ ‍‌ ​ ‌‍​‌​‍ ‍‌‍‌ ‌ ​‍‌‍ ‌ ‌ ‌‍‍‌‌‍ ‍‌‍‌ ​‍ ‌‌ ​​‌ ​‍‌‍ ‌‍‌‍‌‍‍‌‌ ‌​‌ ​ ​‍ ‌‌ ‌ ‌‍‍‌‌ ‌​‌‍‍​​‍ ‌‌‍ ‌‌‍‍‌‌‍​ ‌ ​‍‌‍ ‌‍​‍‌‍‌‌‌ ​ ​‍‌‍‌ ‌​‌ ‍‌‌ ​​‌‍‌‌​ ‌‌ ​​‌‍ ‌ ​ ‌ ‌​​‍‌‍‌ ​​‌‍​‌‌ ‌​‌‍‍​​ ‌‌‍​‍‌‍ ‌‍‌​‌ ‍‌​‍‌‌​ ‌‌‌​​‍‌‌ ‌‍‍ ‌‍‌‌‌ ‍‌​‍‌‌​ ​ ‌​‌​​‍‌‌​ ​ ‌​‌​​‍‌‌​ ​‍​ ​‍​ ‌ ​ ​‌​ ​​​ ‌​​ ​‍​ ‌​‌‍‌‍​ ​​​ ​​​ ‌‌‌‍‌‌​ ​‌​‍‌‌​ ​‍​ ​‍​‍‌‌​ ‌‌‌​‌​​‍ ‍‌‍​ ‌‍‍​‌‍‍‌‌‍ ​‌‍‌​‌ ​‍‌‍‌‌‌‍ ‍​‍‌‌​ ‌‌‌​​‍‌‌ ‌‍‍ ‌‍‌‌‌ ‍‌​‍‌‌​ ​ ‌​‌​​‍‌‌​ ​ ‌​‌​​‍‌‌​ ​‍​ ​‍​ ‍​‌‍‌‍‌‍‌​​ ‍‌‌‍​ ‌‍‌‍​ ‍‌​ ‌​​ ‌ ​ ‌‌​ ‍​​ ‌‌​ ​‌​‍‌‌​ ​‍​ ​‍​‍‌‌​ ‌‌‌​‌​​‍ ‍‌ ‌​‌‍‌‌‌ ‍​‌ ‌​​‍‌‍‌ ​​‌‍‌‌‌ ​‍‌ ​ ‌ ​​‌‍‌‌‌‍​ ‌ ‌​‌‍‍‌‌ ‌‍‌‍‌‌​ ‌‌ ​​‌ ‌‌‌‍​‍‌‍ ​‌‍‍‌‌ ​ ‌‍‍​‌‍‌‌‌‍‌​​‍​‍‌ ‌ additive to provide corn, soybeans, and cotton with protection against black cutworm, wireworm, and aphids.​​​​‌ ‍ ​‍​‍‌‍ ‌ ​‍‌‍‍‌‌‍‌ ‌‍‍‌‌‍ ‍​‍​‍​ ‍‍​‍​‍‌ ​ ‌‍​‌‌‍ ‍‌‍‍‌‌ ‌​‌ ‍‌​‍ ‍‌‍‍‌‌‍ ​‍​‍​‍ ​​‍​‍‌‍‍​‌ ​‍‌‍‌‌‌‍‌‍​‍​‍​ ‍‍​‍​‍​‍ ‌ ​ ‌ ‌​‌ ‌‌‌‍‌​‌‍‍‌‌‍ ​‍ ‌‍‍‌‌‍ ‍‌ ‌​‌‍‌‌‌‍ ‍‌ ‌​​‍ ‌‍‌‌‌‍‌​‌‍‍‌‌ ‌​​‍ ‌‍ ‌‌‍ ‌‍‌​‌‍‌‌​ ‌‌ ​​‌ ​‍‌‍‌‌‌ ​ ‌‍‌‌‌‍ ‍‌ ‌​‌‍​‌‌ ‌​‌‍‍‌‌‍ ‌‍ ‍​ ‍ ‌‍‍‌‌‍‌​​ ‌‌ ​​‌‍ ‌ ​ ‌ ‌​​‍ ‍‌ ​ ‌‍​‌​‍ ‍‌‍‌ ‌ ​‍‌‍ ‌ ‌ ‌‍‍‌‌‍ ‍‌‍‌ ​‍ ‌‌ ​​‌ ​‍‌‍ ‌‍‌‍‌‍‍‌‌ ‌​‌ ​ ​‍ ‌‌ ‌ ‌‍‍‌‌ ‌​‌‍‍​​‍ ‌‌‍ ‌‌‍‍‌‌‍​ ‌ ​‍‌‍ ‌‍​‍‌‍‌‌‌ ​ ​ ‍ ‌ ‌​‌ ‍‌‌ ​​‌‍‌‌​ ‌‌ ​​‌‍ ‌ ​ ‌ ‌​​ ‍ ‌ ​​‌‍​‌‌ ‌​‌‍‍​​ ‌‌‍​‍‌‍ ‌‍‌​‌ ‍‌​‍‌‌​ ‌‌‌​​‍‌‌ ‌‍‍ ‌‍‌‌‌ ‍‌​‍‌‌​ ​ ‌​‌​​‍‌‌​ ​ ‌​‌​​‍‌‌​ ​‍​ ​‍​ ‌ ​ ​‌​ ​​​ ‌​​ ​‍​ ‌​‌‍‌‍​ ​​​ ​​​ ‌‌‌‍‌‌​ ​‌​‍‌‌​ ​‍​ ​‍​‍‌‌​ ‌‌‌​‌​​‍ ‍‌‍​ ‌‍‍​‌‍‍‌‌‍ ​‌‍‌​‌ ​‍‌‍‌‌‌‍ ‍​‍‌‌​ ‌‌‌​​‍‌‌ ‌‍‍ ‌‍‌‌‌ ‍‌​‍‌‌​ ​ ‌​‌​​‍‌‌​ ​ ‌​‌​​‍‌‌​ ​‍​ ​‍​ ‍​‌‍‌‍‌‍‌​​ ‍‌‌‍​ ‌‍‌‍​ ‍‌​ ‌​​ ‌ ​ ‌‌​ ‍​​ ‌‌​ ​‍​‍‌‌​ ​‍​ ​‍​‍‌‌​ ‌‌‌​‌​​‍ ‍‌ ‌​‌‍‌‌‌ ‍​‌ ‌​​ ‌‍​‍‌‍​‌‌ ​ ‌‍‌‌‌‌‌‌‌ ​‍‌‍ ​​ ‌​‍‌‌​ ​‍‌​‌‍‌ ​ ‌ ‌​‌ ‌‌‌‍‌​‌‍‍‌‌‍ ​‍‌‍‌‍‍‌‌‍‌​​ ‌‌ ​​‌‍ ‌ ​ ‌ ‌​​‍ ‍‌ ​ ‌‍​‌​‍ ‍‌‍‌ ‌ ​‍‌‍ ‌ ‌ ‌‍‍‌‌‍ ‍‌‍‌ ​‍ ‌‌ ​​‌ ​‍‌‍ ‌‍‌‍‌‍‍‌‌ ‌​‌ ​ ​‍ ‌‌ ‌ ‌‍‍‌‌ ‌​‌‍‍​​‍ ‌‌‍ ‌‌‍‍‌‌‍​ ‌ ​‍‌‍ ‌‍​‍‌‍‌‌‌ ​ ​‍‌‍‌ ‌​‌ ‍‌‌ ​​‌‍‌‌​ ‌‌ ​​‌‍ ‌ ​ ‌ ‌​​‍‌‍‌ ​​‌‍​‌‌ ‌​‌‍‍​​ ‌‌‍​‍‌‍ ‌‍‌​‌ ‍‌​‍‌‌​ ‌‌‌​​‍‌‌ ‌‍‍ ‌‍‌‌‌ ‍‌​‍‌‌​ ​ ‌​‌​​‍‌‌​ ​ ‌​‌​​‍‌‌​ ​‍​ ​‍​ ‌ ​ ​‌​ ​​​ ‌​​ ​‍​ ‌​‌‍‌‍​ ​​​ ​​​ ‌‌‌‍‌‌​ ​‌​‍‌‌​ ​‍​ ​‍​‍‌‌​ ‌‌‌​‌​​‍ ‍‌‍​ ‌‍‍​‌‍‍‌‌‍ ​‌‍‌​‌ ​‍‌‍‌‌‌‍ ‍​‍‌‌​ ‌‌‌​​‍‌‌ ‌‍‍ ‌‍‌‌‌ ‍‌​‍‌‌​ ​ ‌​‌​​‍‌‌​ ​ ‌​‌​​‍‌‌​ ​‍​ ​‍​ ‍​‌‍‌‍‌‍‌​​ ‍‌‌‍​ ‌‍‌‍​ ‍‌​ ‌​​ ‌ ​ ‌‌​ ‍​​ ‌‌​ ​‍​‍‌‌​ ​‍​ ​‍​‍‌‌​ ‌‌‌​‌​​‍ ‍‌ ‌​‌‍‌‌‌ ‍​‌ ‌​​‍‌‍‌ ​​‌‍‌‌‌ ​‍‌ ​ ‌ ​​‌‍‌‌‌‍​ ‌ ‌​‌‍‍‌‌ ‌‍‌‍‌‌​ ‌‌ ​​‌ ‌‌‌‍​‍‌‍ ​‌‍‍‌‌ ​ ‌‍‍​‌‍‌‌‌‍‌​​‍​‍‌ ‌
Margolis’s boss at AgraQuest was Meadows-Smith, who sold the California-based firm to Bayer for $425 million. Now at the helm of
BioConsortia, Meadows-Smith has a goal to serve as a beneficial microbes R&D partner for big players. He hopes to start registering
products for commercialization in 2016.​​​​‌ ‍ ​‍​‍‌‍ ‌ ​‍‌‍‍‌‌‍‌ ‌‍‍‌‌‍ ‍​‍​‍​ ‍‍​‍​‍‌ ​ ‌‍​‌‌‍ ‍‌‍‍‌‌ ‌​‌ ‍‌​‍ ‍‌‍‍‌‌‍ ​‍​‍​‍ ​​‍​‍‌‍‍​‌ ​‍‌‍‌‌‌‍‌‍​‍​‍​ ‍‍​‍​‍​‍ ‌ ​ ‌ ‌​‌ ‌‌‌‍‌​‌‍‍‌‌‍ ​‍ ‌‍‍‌‌‍ ‍‌ ‌​‌‍‌‌‌‍ ‍‌ ‌​​‍ ‌‍‌‌‌‍‌​‌‍‍‌‌ ‌​​‍ ‌‍ ‌‌‍ ‌‍‌​‌‍‌‌​ ‌‌ ​​‌ ​‍‌‍‌‌‌ ​ ‌‍‌‌‌‍ ‍‌ ‌​‌‍​‌‌ ‌​‌‍‍‌‌‍ ‌‍ ‍​ ‍ ‌‍‍‌‌‍‌​​ ‌‌ ​​‌‍ ‌ ​ ‌ ‌​​‍ ‍‌ ​ ‌‍​‌​‍ ‍‌‍‌ ‌ ​‍‌‍ ‌ ‌ ‌‍‍‌‌‍ ‍‌‍‌ ​‍ ‌‌ ​​‌ ​‍‌‍ ‌‍‌‍‌‍‍‌‌ ‌​‌ ​ ​‍ ‌‌ ‌ ‌‍‍‌‌ ‌​‌‍‍​​‍ ‌‌‍ ‌‌‍‍‌‌‍​ ‌ ​‍‌‍ ‌‍​‍‌‍‌‌‌ ​ ​ ‍ ‌ ‌​‌ ‍‌‌ ​​‌‍‌‌​ ‌‌ ​​‌‍ ‌ ​ ‌ ‌​​ ‍ ‌ ​​‌‍​‌‌ ‌​‌‍‍​​ ‌‌‍​‍‌‍ ‌‍‌​‌ ‍‌​‍‌‌​ ‌‌‌​​‍‌‌ ‌‍‍ ‌‍‌‌‌ ‍‌​‍‌‌​ ​ ‌​‌​​‍‌‌​ ​ ‌​‌​​‍‌‌​ ​‍​ ​‍​ ‍‌‌‍​ ‌‍​‌​ ​‍​ ​‍​ ‍‌​ ‌ ​ ​​‌‍‌‍​ ‌‌‌‍​‍​ ‍​​‍‌‌​ ​‍​ ​‍​‍‌‌​ ‌‌‌​‌​​‍ ‍‌‍​ ‌‍‍​‌‍‍‌‌‍ ​‌‍‌​‌ ​‍‌‍‌‌‌‍ ‍​‍‌‌​ ‌‌‌​​‍‌‌ ‌‍‍ ‌‍‌‌‌ ‍‌​‍‌‌​ ​ ‌​‌​​‍‌‌​ ​ ‌​‌​​‍‌‌​ ​‍​ ​‍‌‍‌​​ ‌‍​ ‌​​ ‌‍‌‍‌‌‌‍‌​​ ‌‍​ ‌‍​ ​‍​ ‍​​ ​‌​ ​‍​ ​​​‍‌‌​ ​‍​ ​‍​‍‌‌​ ‌‌‌​‌​​‍ ‍‌ ‌​‌‍‌‌‌ ‍​‌ ‌​​ ‌‍​‍‌‍​‌‌ ​ ‌‍‌‌‌‌‌‌‌ ​‍‌‍ ​​ ‌​‍‌‌​ ​‍‌​‌‍‌ ​ ‌ ‌​‌ ‌‌‌‍‌​‌‍‍‌‌‍ ​‍‌‍‌‍‍‌‌‍‌​​ ‌‌ ​​‌‍ ‌ ​ ‌ ‌​​‍ ‍‌ ​ ‌‍​‌​‍ ‍‌‍‌ ‌ ​‍‌‍ ‌ ‌ ‌‍‍‌‌‍ ‍‌‍‌ ​‍ ‌‌ ​​‌ ​‍‌‍ ‌‍‌‍‌‍‍‌‌ ‌​‌ ​ ​‍ ‌‌ ‌ ‌‍‍‌‌ ‌​‌‍‍​​‍ ‌‌‍ ‌‌‍‍‌‌‍​ ‌ ​‍‌‍ ‌‍​‍‌‍‌‌‌ ​ ​‍‌‍‌ ‌​‌ ‍‌‌ ​​‌‍‌‌​ ‌‌ ​​‌‍ ‌ ​ ‌ ‌​​‍‌‍‌ ​​‌‍​‌‌ ‌​‌‍‍​​ ‌‌‍​‍‌‍ ‌‍‌​‌ ‍‌​‍‌‌​ ‌‌‌​​‍‌‌ ‌‍‍ ‌‍‌‌‌ ‍‌​‍‌‌​ ​ ‌​‌​​‍‌‌​ ​ ‌​‌​​‍‌‌​ ​‍​ ​‍​ ‍‌‌‍​ ‌‍​‌​ ​‍​ ​‍​ ‍‌​ ‌ ​ ​​‌‍‌‍​ ‌‌‌‍​‍​ ‍​​‍‌‌​ ​‍​ ​‍​‍‌‌​ ‌‌‌​‌​​‍ ‍‌‍​ ‌‍‍​‌‍‍‌‌‍ ​‌‍‌​‌ ​‍‌‍‌‌‌‍ ‍​‍‌‌​ ‌‌‌​​‍‌‌ ‌‍‍ ‌‍‌‌‌ ‍‌​‍‌‌​ ​ ‌​‌​​‍‌‌​ ​ ‌​‌​​‍‌‌​ ​‍​ ​‍‌‍‌​​ ‌‍​ ‌​​ ‌‍‌‍‌‌‌‍‌​​ ‌‍​ ‌‍​ ​‍​ ‍​​ ​‌​ ​‍​ ​​​‍‌‌​ ​‍​ ​‍​‍‌‌​ ‌‌‌​‌​​‍ ‍‌ ‌​‌‍‌‌‌ ‍​‌ ‌​​‍‌‍‌ ​​‌‍‌‌‌ ​‍‌ ​ ‌ ​​‌‍‌‌‌‍​ ‌ ‌​‌‍‍‌‌ ‌‍‌‍‌‌​ ‌‌ ​​‌ ‌‌‌‍​‍‌‍ ​‌‍‍‌‌ ​ ‌‍‍​‌‍‌‌‌‍‌​​‍​‍‌ ‌
The firm recently raised $15 million in funding from venture capitalists Khosla Ventures and Otter Capital. It also just opened a lab in Davis,
Calif., with 15 researchers. The new facility complements a similar-sized operation in New Zealand, where the firm got its start.​​​​‌ ‍ ​‍​‍‌‍ ‌ ​‍‌‍‍‌‌‍‌ ‌‍‍‌‌‍ ‍​‍​‍​ ‍‍​‍​‍‌ ​ ‌‍​‌‌‍ ‍‌‍‍‌‌ ‌​‌ ‍‌​‍ ‍‌‍‍‌‌‍ ​‍​‍​‍ ​​‍​‍‌‍‍​‌ ​‍‌‍‌‌‌‍‌‍​‍​‍​ ‍‍​‍​‍​‍ ‌ ​ ‌ ‌​‌ ‌‌‌‍‌​‌‍‍‌‌‍ ​‍ ‌‍‍‌‌‍ ‍‌ ‌​‌‍‌‌‌‍ ‍‌ ‌​​‍ ‌‍‌‌‌‍‌​‌‍‍‌‌ ‌​​‍ ‌‍ ‌‌‍ ‌‍‌​‌‍‌‌​ ‌‌ ​​‌ ​‍‌‍‌‌‌ ​ ‌‍‌‌‌‍ ‍‌ ‌​‌‍​‌‌ ‌​‌‍‍‌‌‍ ‌‍ ‍​ ‍ ‌‍‍‌‌‍‌​​ ‌‌ ​​‌‍ ‌ ​ ‌ ‌​​‍ ‍‌ ​ ‌‍​‌​‍ ‍‌‍‌ ‌ ​‍‌‍ ‌ ‌ ‌‍‍‌‌‍ ‍‌‍‌ ​‍ ‌‌ ​​‌ ​‍‌‍ ‌‍‌‍‌‍‍‌‌ ‌​‌ ​ ​‍ ‌‌ ‌ ‌‍‍‌‌ ‌​‌‍‍​​‍ ‌‌‍ ‌‌‍‍‌‌‍​ ‌ ​‍‌‍ ‌‍​‍‌‍‌‌‌ ​ ​ ‍ ‌ ‌​‌ ‍‌‌ ​​‌‍‌‌​ ‌‌ ​​‌‍ ‌ ​ ‌ ‌​​ ‍ ‌ ​​‌‍​‌‌ ‌​‌‍‍​​ ‌‌‍​‍‌‍ ‌‍‌​‌ ‍‌​‍‌‌​ ‌‌‌​​‍‌‌ ‌‍‍ ‌‍‌‌‌ ‍‌​‍‌‌​ ​ ‌​‌​​‍‌‌​ ​ ‌​‌​​‍‌‌​ ​‍​ ​‍​ ​‍​ ‌‍​ ‌​​ ‍​​ ‌‍‌‍​‌​ ‍‌‌‍​ ​ ​‌​ ‌ ​ ​​​ ‍‌​‍‌‌​ ​‍​ ​‍​‍‌‌​ ‌‌‌​‌​​‍ ‍‌‍​ ‌‍‍​‌‍‍‌‌‍ ​‌‍‌​‌ ​‍‌‍‌‌‌‍ ‍​‍‌‌​ ‌‌‌​​‍‌‌ ‌‍‍ ‌‍‌‌‌ ‍‌​‍‌‌​ ​ ‌​‌​​‍‌‌​ ​ ‌​‌​​‍‌‌​ ​‍​ ​‍​ ​‌​ ​‍‌‍‌‍​ ‌‌​ ‌ ‌‍‌​​ ‍​​ ‌​‌‍‌‌‌‍​ ​ ‍‌​ ‍‌​ ​​​‍‌‌​ ​‍​ ​‍​‍‌‌​ ‌‌‌​‌​​‍ ‍‌ ‌​‌‍‌‌‌ ‍​‌ ‌​​ ‌‍​‍‌‍​‌‌ ​ ‌‍‌‌‌‌‌‌‌ ​‍‌‍ ​​ ‌​‍‌‌​ ​‍‌​‌‍‌ ​ ‌ ‌​‌ ‌‌‌‍‌​‌‍‍‌‌‍ ​‍‌‍‌‍‍‌‌‍‌​​ ‌‌ ​​‌‍ ‌ ​ ‌ ‌​​‍ ‍‌ ​ ‌‍​‌​‍ ‍‌‍‌ ‌ ​‍‌‍ ‌ ‌ ‌‍‍‌‌‍ ‍‌‍‌ ​‍ ‌‌ ​​‌ ​‍‌‍ ‌‍‌‍‌‍‍‌‌ ‌​‌ ​ ​‍ ‌‌ ‌ ‌‍‍‌‌ ‌​‌‍‍​​‍ ‌‌‍ ‌‌‍‍‌‌‍​ ‌ ​‍‌‍ ‌‍​‍‌‍‌‌‌ ​ ​‍‌‍‌ ‌​‌ ‍‌‌ ​​‌‍‌‌​ ‌‌ ​​‌‍ ‌ ​ ‌ ‌​​‍‌‍‌ ​​‌‍​‌‌ ‌​‌‍‍​​ ‌‌‍​‍‌‍ ‌‍‌​‌ ‍‌​‍‌‌​ ‌‌‌​​‍‌‌ ‌‍‍ ‌‍‌‌‌ ‍‌​‍‌‌​ ​ ‌​‌​​‍‌‌​ ​ ‌​‌​​‍‌‌​ ​‍​ ​‍​ ​‍​ ‌‍​ ‌​​ ‍​​ ‌‍‌‍​‌​ ‍‌‌‍​ ​ ​‌​ ‌ ​ ​​​ ‍‌​‍‌‌​ ​‍​ ​‍​‍‌‌​ ‌‌‌​‌​​‍ ‍‌‍​ ‌‍‍​‌‍‍‌‌‍ ​‌‍‌​‌ ​‍‌‍‌‌‌‍ ‍​‍‌‌​ ‌‌‌​​‍‌‌ ‌‍‍ ‌‍‌‌‌ ‍‌​‍‌‌​ ​ ‌​‌​​‍‌‌​ ​ ‌​‌​​‍‌‌​ ​‍​ ​‍​ ​‌​ ​‍‌‍‌‍​ ‌‌​ ‌ ‌‍‌​​ ‍​​ ‌​‌‍‌‌‌‍​ ​ ‍‌​ ‍‌​ ​​​‍‌‌​ ​‍​ ​‍​‍‌‌​ ‌‌‌​‌​​‍ ‍‌ ‌​‌‍‌‌‌ ‍​‌ ‌​​‍‌‍‌ ​​‌‍‌‌‌ ​‍‌ ​ ‌ ​​‌‍‌‌‌‍​ ‌ ‌​‌‍‍‌‌ ‌‍‌‍‌‌​ ‌‌ ​​‌ ‌‌‌‍​‍‌‍ ​‌‍‍‌‌ ​ ‌‍‍​‌‍‌‌‌‍‌​​‍​‍‌ ‌
Instead of isolating​​​​‌ ‍ ​‍​‍‌‍ ‌ ​‍‌‍‍‌‌‍‌ ‌‍‍‌‌‍ ‍​‍​‍​ ‍‍​‍​‍‌ ​ ‌‍​‌‌‍ ‍‌‍‍‌‌ ‌​‌ ‍‌​‍ ‍‌‍‍‌‌‍ ​‍​‍​‍ ​​‍​‍‌‍‍​‌ ​‍‌‍‌‌‌‍‌‍​‍​‍​ ‍‍​‍​‍​‍ ‌ ​ ‌ ‌​‌ ‌‌‌‍‌​‌‍‍‌‌‍ ​‍ ‌‍‍‌‌‍ ‍‌ ‌​‌‍‌‌‌‍ ‍‌ ‌​​‍ ‌‍‌‌‌‍‌​‌‍‍‌‌ ‌​​‍ ‌‍ ‌‌‍ ‌‍‌​‌‍‌‌​ ‌‌ ​​‌ ​‍‌‍‌‌‌ ​ ‌‍‌‌‌‍ ‍‌ ‌​‌‍​‌‌ ‌​‌‍‍‌‌‍ ‌‍ ‍​ ‍ ‌‍‍‌‌‍‌​​ ‌‌ ​​‌‍ ‌ ​ ‌ ‌​​‍ ‍‌ ​ ‌‍​‌​‍ ‍‌‍‌ ‌ ​‍‌‍ ‌ ‌ ‌‍‍‌‌‍ ‍‌‍‌ ​‍ ‌‌ ​​‌ ​‍‌‍ ‌‍‌‍‌‍‍‌‌ ‌​‌ ​ ​‍ ‌‌ ‌ ‌‍‍‌‌ ‌​‌‍‍​​‍ ‌‌‍ ‌‌‍‍‌‌‍​ ‌ ​‍‌‍ ‌‍​‍‌‍‌‌‌ ​ ​ ‍ ‌ ‌​‌ ‍‌‌ ​​‌‍‌‌​ ‌‌ ​​‌‍ ‌ ​ ‌ ‌​​ ‍ ‌ ​​‌‍​‌‌ ‌​‌‍‍​​ ‌‌‍​‍‌‍ ‌‍‌​‌ ‍‌​‍‌‌​ ‌‌‌​​‍‌‌ ‌‍‍ ‌‍‌‌‌ ‍‌​‍‌‌​ ​ ‌​‌​​‍‌‌​ ​ ‌​‌​​‍‌‌​ ​‍​ ​‍​ ‌​​ ​​‌‍‌‌‌‍‌‌​ ‌​​ ​‍‌‍​‍‌‍‌‍​ ‌‌​ ​‍​ ​‌‌‍‌​​‍‌‌​ ​‍​ ​‍​‍‌‌​ ‌‌‌​‌​​‍ ‍‌‍​ ‌‍‍​‌‍‍‌‌‍ ​‌‍‌​‌ ​‍‌‍‌‌‌‍ ‍​‍‌‌​ ‌‌‌​​‍‌‌ ‌‍‍ ‌‍‌‌‌ ‍‌​‍‌‌​ ​ ‌​‌​​‍‌‌​ ​ ‌​‌​​‍‌‌​ ​‍​ ​‍​ ‍​​ ​‍​ ‌​‌‍‌‌​ ​ ​ ‌​‌‍‌‌‌‍​ ​ ‌‍​ ​‍​ ​‌‌‍​‌​ ​​​‍‌‌​ ​‍​ ​‍​‍‌‌​ ‌‌‌​‌​​‍ ‍‌ ‌​‌‍‌‌‌ ‍​‌ ‌​​ ‌‍​‍‌‍​‌‌ ​ ‌‍‌‌‌‌‌‌‌ ​‍‌‍ ​​ ‌​‍‌‌​ ​‍‌​‌‍‌ ​ ‌ ‌​‌ ‌‌‌‍‌​‌‍‍‌‌‍ ​‍‌‍‌‍‍‌‌‍‌​​ ‌‌ ​​‌‍ ‌ ​ ‌ ‌​​‍ ‍‌ ​ ‌‍​‌​‍ ‍‌‍‌ ‌ ​‍‌‍ ‌ ‌ ‌‍‍‌‌‍ ‍‌‍‌ ​‍ ‌‌ ​​‌ ​‍‌‍ ‌‍‌‍‌‍‍‌‌ ‌​‌ ​ ​‍ ‌‌ ‌ ‌‍‍‌‌ ‌​‌‍‍​​‍ ‌‌‍ ‌‌‍‍‌‌‍​ ‌ ​‍‌‍ ‌‍​‍‌‍‌‌‌ ​ ​‍‌‍‌ ‌​‌ ‍‌‌ ​​‌‍‌‌​ ‌‌ ​​‌‍ ‌ ​ ‌ ‌​​‍‌‍‌ ​​‌‍​‌‌ ‌​‌‍‍​​ ‌‌‍​‍‌‍ ‌‍‌​‌ ‍‌​‍‌‌​ ‌‌‌​​‍‌‌ ‌‍‍ ‌‍‌‌‌ ‍‌​‍‌‌​ ​ ‌​‌​​‍‌‌​ ​ ‌​‌​​‍‌‌​ ​‍​ ​‍​ ‌​​ ​​‌‍‌‌‌‍‌‌​ ‌​​ ​‍‌‍​‍‌‍‌‍​ ‌‌​ ​‍​ ​‌‌‍‌​​‍‌‌​ ​‍​ ​‍​‍‌‌​ ‌‌‌​‌​​‍ ‍‌‍​ ‌‍‍​‌‍‍‌‌‍ ​‌‍‌​‌ ​‍‌‍‌‌‌‍ ‍​‍‌‌​ ‌‌‌​​‍‌‌ ‌‍‍ ‌‍‌‌‌ ‍‌​‍‌‌​ ​ ‌​‌​​‍‌‌​ ​ ‌​‌​​‍‌‌​ ​‍​ ​‍​ ‍​​ ​‍​ ‌​‌‍‌‌​ ​ ​ ‌​‌‍‌‌‌‍​ ​ ‌‍​ ​‍​ ​‌‌‍​‌​ ​​​‍‌‌​ ​‍​ ​‍​‍‌‌​ ‌‌‌​‌​​‍ ‍‌ ‌​‌‍‌‌‌ ‍​‌ ‌​​‍‌‍‌ ​​‌‍‌‌‌ ​‍‌ ​ ‌ ​​‌‍‌‌‌‍​ ‌ ‌​‌‍‍‌‌ ‌‍‌‍‌‌​ ‌‌ ​​‌ ‌‌‌‍​‍‌‍ ​‌‍‍‌‌ ​ ‌‍‍​‌‍‌‌‌‍‌​​‍​‍‌ ‌ individual microbes as others do, BioConsortia researchers develop a consortia of microbes by observing which ones
affiliate with plants and improve yields, increase fertilizer uptake, or confer pest resistance, Meadows-Smith says. “Our model puts microbe
research on its head. We select the phenotype, and the plant selects the microbes,” he says.​​​​‌ ‍ ​‍​‍‌‍ ‌ ​‍‌‍‍‌‌‍‌ ‌‍‍‌‌‍ ‍​‍​‍​ ‍‍​‍​‍‌ ​ ‌‍​‌‌‍ ‍‌‍‍‌‌ ‌​‌ ‍‌​‍ ‍‌‍‍‌‌‍ ​‍​‍​‍ ​​‍​‍‌‍‍​‌ ​‍‌‍‌‌‌‍‌‍​‍​‍​ ‍‍​‍​‍​‍ ‌ ​ ‌ ‌​‌ ‌‌‌‍‌​‌‍‍‌‌‍ ​‍ ‌‍‍‌‌‍ ‍‌ ‌​‌‍‌‌‌‍ ‍‌ ‌​​‍ ‌‍‌‌‌‍‌​‌‍‍‌‌ ‌​​‍ ‌‍ ‌‌‍ ‌‍‌​‌‍‌‌​ ‌‌ ​​‌ ​‍‌‍‌‌‌ ​ ‌‍‌‌‌‍ ‍‌ ‌​‌‍​‌‌ ‌​‌‍‍‌‌‍ ‌‍ ‍​ ‍ ‌‍‍‌‌‍‌​​ ‌‌ ​​‌‍ ‌ ​ ‌ ‌​​‍ ‍‌ ​ ‌‍​‌​‍ ‍‌‍‌ ‌ ​‍‌‍ ‌ ‌ ‌‍‍‌‌‍ ‍‌‍‌ ​‍ ‌‌ ​​‌ ​‍‌‍ ‌‍‌‍‌‍‍‌‌ ‌​‌ ​ ​‍ ‌‌ ‌ ‌‍‍‌‌ ‌​‌‍‍​​‍ ‌‌‍ ‌‌‍‍‌‌‍​ ‌ ​‍‌‍ ‌‍​‍‌‍‌‌‌ ​ ​ ‍ ‌ ‌​‌ ‍‌‌ ​​‌‍‌‌​ ‌‌ ​​‌‍ ‌ ​ ‌ ‌​​ ‍ ‌ ​​‌‍​‌‌ ‌​‌‍‍​​ ‌‌‍​‍‌‍ ‌‍‌​‌ ‍‌​‍‌‌​ ‌‌‌​​‍‌‌ ‌‍‍ ‌‍‌‌‌ ‍‌​‍‌‌​ ​ ‌​‌​​‍‌‌​ ​ ‌​‌​​‍‌‌​ ​‍​ ​‍​ ‌​​ ​​‌‍‌‌‌‍‌‌​ ‌​​ ​‍‌‍​‍‌‍‌‍​ ‌‌​ ​‍​ ​‌‌‍‌​​‍‌‌​ ​‍​ ​‍​‍‌‌​ ‌‌‌​‌​​‍ ‍‌‍​ ‌‍‍​‌‍‍‌‌‍ ​‌‍‌​‌ ​‍‌‍‌‌‌‍ ‍​‍‌‌​ ‌‌‌​​‍‌‌ ‌‍‍ ‌‍‌‌‌ ‍‌​‍‌‌​ ​ ‌​‌​​‍‌‌​ ​ ‌​‌​​‍‌‌​ ​‍​ ​‍​ ‍​​ ​‍​ ‌​‌‍‌‌​ ​ ​ ‌​‌‍‌‌‌‍​ ​ ‌‍​ ​‍​ ​‌‌‍​‌​ ​‌​‍‌‌​ ​‍​ ​‍​‍‌‌​ ‌‌‌​‌​​‍ ‍‌ ‌​‌‍‌‌‌ ‍​‌ ‌​​ ‌‍​‍‌‍​‌‌ ​ ‌‍‌‌‌‌‌‌‌ ​‍‌‍ ​​ ‌​‍‌‌​ ​‍‌​‌‍‌ ​ ‌ ‌​‌ ‌‌‌‍‌​‌‍‍‌‌‍ ​‍‌‍‌‍‍‌‌‍‌​​ ‌‌ ​​‌‍ ‌ ​ ‌ ‌​​‍ ‍‌ ​ ‌‍​‌​‍ ‍‌‍‌ ‌ ​‍‌‍ ‌ ‌ ‌‍‍‌‌‍ ‍‌‍‌ ​‍ ‌‌ ​​‌ ​‍‌‍ ‌‍‌‍‌‍‍‌‌ ‌​‌ ​ ​‍ ‌‌ ‌ ‌‍‍‌‌ ‌​‌‍‍​​‍ ‌‌‍ ‌‌‍‍‌‌‍​ ‌ ​‍‌‍ ‌‍​‍‌‍‌‌‌ ​ ​‍‌‍‌ ‌​‌ ‍‌‌ ​​‌‍‌‌​ ‌‌ ​​‌‍ ‌ ​ ‌ ‌​​‍‌‍‌ ​​‌‍​‌‌ ‌​‌‍‍​​ ‌‌‍​‍‌‍ ‌‍‌​‌ ‍‌​‍‌‌​ ‌‌‌​​‍‌‌ ‌‍‍ ‌‍‌‌‌ ‍‌​‍‌‌​ ​ ‌​‌​​‍‌‌​ ​ ‌​‌​​‍‌‌​ ​‍​ ​‍​ ‌​​ ​​‌‍‌‌‌‍‌‌​ ‌​​ ​‍‌‍​‍‌‍‌‍​ ‌‌​ ​‍​ ​‌‌‍‌​​‍‌‌​ ​‍​ ​‍​‍‌‌​ ‌‌‌​‌​​‍ ‍‌‍​ ‌‍‍​‌‍‍‌‌‍ ​‌‍‌​‌ ​‍‌‍‌‌‌‍ ‍​‍‌‌​ ‌‌‌​​‍‌‌ ‌‍‍ ‌‍‌‌‌ ‍‌​‍‌‌​ ​ ‌​‌​​‍‌‌​ ​ ‌​‌​​‍‌‌​ ​‍​ ​‍​ ‍​​ ​‍​ ‌​‌‍‌‌​ ​ ​ ‌​‌‍‌‌‌‍​ ​ ‌‍​ ​‍​ ​‌‌‍​‌​ ​‌​‍‌‌​ ​‍​ ​‍​‍‌‌​ ‌‌‌​‌​​‍ ‍‌ ‌​‌‍‌‌‌ ‍​‌ ‌​​‍‌‍‌ ​​‌‍‌‌‌ ​‍‌ ​ ‌ ​​‌‍‌‌‌‍​ ‌ ‌​‌‍‍‌‌ ‌‍‌‍‌‌​ ‌‌ ​​‌ ‌‌‌‍​‍‌‍ ​‌‍‍‌‌ ​ ‌‍‍​‌‍‌‌‌‍‌​​‍​‍‌ ‌
Perhaps hedging its bets, Otter Capital is backing another beneficial microbe start-up, Green & Grow. Because researchers are just
beginning to understand how microbes work in the soil and affect plant growth, “even a small firm can provide a significant amount of value,”
says Gary M. Nijak Jr., chief research officer of the Austin, Texas-based firm.​​​​‌ ‍ ​‍​‍‌‍ ‌ ​‍‌‍‍‌‌‍‌ ‌‍‍‌‌‍ ‍​‍​‍​ ‍‍​‍​‍‌ ​ ‌‍​‌‌‍ ‍‌‍‍‌‌ ‌​‌ ‍‌​‍ ‍‌‍‍‌‌‍ ​‍​‍​‍ ​​‍​‍‌‍‍​‌ ​‍‌‍‌‌‌‍‌‍​‍​‍​ ‍‍​‍​‍​‍ ‌ ​ ‌ ‌​‌ ‌‌‌‍‌​‌‍‍‌‌‍ ​‍ ‌‍‍‌‌‍ ‍‌ ‌​‌‍‌‌‌‍ ‍‌ ‌​​‍ ‌‍‌‌‌‍‌​‌‍‍‌‌ ‌​​‍ ‌‍ ‌‌‍ ‌‍‌​‌‍‌‌​ ‌‌ ​​‌ ​‍‌‍‌‌‌ ​ ‌‍‌‌‌‍ ‍‌ ‌​‌‍​‌‌ ‌​‌‍‍‌‌‍ ‌‍ ‍​ ‍ ‌‍‍‌‌‍‌​​ ‌‌ ​​‌‍ ‌ ​ ‌ ‌​​‍ ‍‌ ​ ‌‍​‌​‍ ‍‌‍‌ ‌ ​‍‌‍ ‌ ‌ ‌‍‍‌‌‍ ‍‌‍‌ ​‍ ‌‌ ​​‌ ​‍‌‍ ‌‍‌‍‌‍‍‌‌ ‌​‌ ​ ​‍ ‌‌ ‌ ‌‍‍‌‌ ‌​‌‍‍​​‍ ‌‌‍ ‌‌‍‍‌‌‍​ ‌ ​‍‌‍ ‌‍​‍‌‍‌‌‌ ​ ​ ‍ ‌ ‌​‌ ‍‌‌ ​​‌‍‌‌​ ‌‌ ​​‌‍ ‌ ​ ‌ ‌​​ ‍ ‌ ​​‌‍​‌‌ ‌​‌‍‍​​ ‌‌‍​‍‌‍ ‌‍‌​‌ ‍‌​‍‌‌​ ‌‌‌​​‍‌‌ ‌‍‍ ‌‍‌‌‌ ‍‌​‍‌‌​ ​ ‌​‌​​‍‌‌​ ​ ‌​‌​​‍‌‌​ ​‍​ ​‍​ ‌ ‌‍‌​​ ​ ​ ​‍​ ​​‌‍‌‍‌‍‌‍‌‍‌‍​ ‌​​ ‌‌‌‍​‍‌‍​‍​‍‌‌​ ​‍​ ​‍​‍‌‌​ ‌‌‌​‌​​‍ ‍‌‍​ ‌‍‍​‌‍‍‌‌‍ ​‌‍‌​‌ ​‍‌‍‌‌‌‍ ‍​‍‌‌​ ‌‌‌​​‍‌‌ ‌‍‍ ‌‍‌‌‌ ‍‌​‍‌‌​ ​ ‌​‌​​‍‌‌​ ​ ‌​‌​​‍‌‌​ ​‍​ ​‍​ ​​​ ‌ ​ ​ ‌‍‌‌​ ​​​ ​‍​ ​‍​ ‌​‌‍​‍‌‍​‍​ ‍​‌‍​‍​ ​​​‍‌‌​ ​‍​ ​‍​‍‌‌​ ‌‌‌​‌​​‍ ‍‌ ‌​‌‍‌‌‌ ‍​‌ ‌​​ ‌‍​‍‌‍​‌‌ ​ ‌‍‌‌‌‌‌‌‌ ​‍‌‍ ​​ ‌​‍‌‌​ ​‍‌​‌‍‌ ​ ‌ ‌​‌ ‌‌‌‍‌​‌‍‍‌‌‍ ​‍‌‍‌‍‍‌‌‍‌​​ ‌‌ ​​‌‍ ‌ ​ ‌ ‌​​‍ ‍‌ ​ ‌‍​‌​‍ ‍‌‍‌ ‌ ​‍‌‍ ‌ ‌ ‌‍‍‌‌‍ ‍‌‍‌ ​‍ ‌‌ ​​‌ ​‍‌‍ ‌‍‌‍‌‍‍‌‌ ‌​‌ ​ ​‍ ‌‌ ‌ ‌‍‍‌‌ ‌​‌‍‍​​‍ ‌‌‍ ‌‌‍‍‌‌‍​ ‌ ​‍‌‍ ‌‍​‍‌‍‌‌‌ ​ ​‍‌‍‌ ‌​‌ ‍‌‌ ​​‌‍‌‌​ ‌‌ ​​‌‍ ‌ ​ ‌ ‌​​‍‌‍‌ ​​‌‍​‌‌ ‌​‌‍‍​​ ‌‌‍​‍‌‍ ‌‍‌​‌ ‍‌​‍‌‌​ ‌‌‌​​‍‌‌ ‌‍‍ ‌‍‌‌‌ ‍‌​‍‌‌​ ​ ‌​‌​​‍‌‌​ ​ ‌​‌​​‍‌‌​ ​‍​ ​‍​ ‌ ‌‍‌​​ ​ ​ ​‍​ ​​‌‍‌‍‌‍‌‍‌‍‌‍​ ‌​​ ‌‌‌‍​‍‌‍​‍​‍‌‌​ ​‍​ ​‍​‍‌‌​ ‌‌‌​‌​​‍ ‍‌‍​ ‌‍‍​‌‍‍‌‌‍ ​‌‍‌​‌ ​‍‌‍‌‌‌‍ ‍​‍‌‌​ ‌‌‌​​‍‌‌ ‌‍‍ ‌‍‌‌‌ ‍‌​‍‌‌​ ​ ‌​‌​​‍‌‌​ ​ ‌​‌​​‍‌‌​ ​‍​ ​‍​ ​​​ ‌ ​ ​ ‌‍‌‌​ ​​​ ​‍​ ​‍​ ‌​‌‍​‍‌‍​‍​ ‍​‌‍​‍​ ​​​‍‌‌​ ​‍​ ​‍​‍‌‌​ ‌‌‌​‌​​‍ ‍‌ ‌​‌‍‌‌‌ ‍​‌ ‌​​‍‌‍‌ ​​‌‍‌‌‌ ​‍‌ ​ ‌ ​​‌‍‌‌‌‍​ ‌ ‌​‌‍‍‌‌ ‌‍‌‍‌‌​ ‌‌ ​​‌ ‌‌‌‍​‍‌‍ ​‌‍‍‌‌ ​ ‌‍‍​‌‍‌‌‌‍‌​​‍​‍‌ ‌
All told, Green & Grow has raised $12 million from investors. The money will help the company advance and prove its technology, which is
based on metabolites and stimulants derived and separated from microbes.​​​​‌ ‍ ​‍​‍‌‍ ‌ ​‍‌‍‍‌‌‍‌ ‌‍‍‌‌‍ ‍​‍​‍​ ‍‍​‍​‍‌ ​ ‌‍​‌‌‍ ‍‌‍‍‌‌ ‌​‌ ‍‌​‍ ‍‌‍‍‌‌‍ ​‍​‍​‍ ​​‍​‍‌‍‍​‌ ​‍‌‍‌‌‌‍‌‍​‍​‍​ ‍‍​‍​‍​‍ ‌ ​ ‌ ‌​‌ ‌‌‌‍‌​‌‍‍‌‌‍ ​‍ ‌‍‍‌‌‍ ‍‌ ‌​‌‍‌‌‌‍ ‍‌ ‌​​‍ ‌‍‌‌‌‍‌​‌‍‍‌‌ ‌​​‍ ‌‍ ‌‌‍ ‌‍‌​‌‍‌‌​ ‌‌ ​​‌ ​‍‌‍‌‌‌ ​ ‌‍‌‌‌‍ ‍‌ ‌​‌‍​‌‌ ‌​‌‍‍‌‌‍ ‌‍ ‍​ ‍ ‌‍‍‌‌‍‌​​ ‌‌ ​​‌‍ ‌ ​ ‌ ‌​​‍ ‍‌ ​ ‌‍​‌​‍ ‍‌‍‌ ‌ ​‍‌‍ ‌ ‌ ‌‍‍‌‌‍ ‍‌‍‌ ​‍ ‌‌ ​​‌ ​‍‌‍ ‌‍‌‍‌‍‍‌‌ ‌​‌ ​ ​‍ ‌‌ ‌ ‌‍‍‌‌ ‌​‌‍‍​​‍ ‌‌‍ ‌‌‍‍‌‌‍​ ‌ ​‍‌‍ ‌‍​‍‌‍‌‌‌ ​ ​ ‍ ‌ ‌​‌ ‍‌‌ ​​‌‍‌‌​ ‌‌ ​​‌‍ ‌ ​ ‌ ‌​​ ‍ ‌ ​​‌‍​‌‌ ‌​‌‍‍​​ ‌‌‍​‍‌‍ ‌‍‌​‌ ‍‌​‍‌‌​ ‌‌‌​​‍‌‌ ‌‍‍ ‌‍‌‌‌ ‍‌​‍‌‌​ ​ ‌​‌​​‍‌‌​ ​ ‌​‌​​‍‌‌​ ​‍​ ​‍​ ‌ ​ ‌​​ ‌‍‌‍​‍‌‍​ ​ ‌​‌‍‌‌​ ​‍‌‍‌‌‌‍​ ‌‍‌‍​ ​‍​‍‌‌​ ​‍​ ​‍​‍‌‌​ ‌‌‌​‌​​‍ ‍‌‍​ ‌‍‍​‌‍‍‌‌‍ ​‌‍‌​‌ ​‍‌‍‌‌‌‍ ‍​‍‌‌​ ‌‌‌​​‍‌‌ ‌‍‍ ‌‍‌‌‌ ‍‌​‍‌‌​ ​ ‌​‌​​‍‌‌​ ​ ‌​‌​​‍‌‌​ ​‍​ ​‍​ ‌‍‌‍​ ​ ​‌‌‍​ ​ ‍‌​ ‌​​ ‍​​ ‍​​ ‍​‌‍‌‍​ ‍‌​ ‌ ​ ​​​‍‌‌​ ​‍​ ​‍​‍‌‌​ ‌‌‌​‌​​‍ ‍‌ ‌​‌‍‌‌‌ ‍​‌ ‌​​ ‌‍​‍‌‍​‌‌ ​ ‌‍‌‌‌‌‌‌‌ ​‍‌‍ ​​ ‌​‍‌‌​ ​‍‌​‌‍‌ ​ ‌ ‌​‌ ‌‌‌‍‌​‌‍‍‌‌‍ ​‍‌‍‌‍‍‌‌‍‌​​ ‌‌ ​​‌‍ ‌ ​ ‌ ‌​​‍ ‍‌ ​ ‌‍​‌​‍ ‍‌‍‌ ‌ ​‍‌‍ ‌ ‌ ‌‍‍‌‌‍ ‍‌‍‌ ​‍ ‌‌ ​​‌ ​‍‌‍ ‌‍‌‍‌‍‍‌‌ ‌​‌ ​ ​‍ ‌‌ ‌ ‌‍‍‌‌ ‌​‌‍‍​​‍ ‌‌‍ ‌‌‍‍‌‌‍​ ‌ ​‍‌‍ ‌‍​‍‌‍‌‌‌ ​ ​‍‌‍‌ ‌​‌ ‍‌‌ ​​‌‍‌‌​ ‌‌ ​​‌‍ ‌ ​ ‌ ‌​​‍‌‍‌ ​​‌‍​‌‌ ‌​‌‍‍​​ ‌‌‍​‍‌‍ ‌‍‌​‌ ‍‌​‍‌‌​ ‌‌‌​​‍‌‌ ‌‍‍ ‌‍‌‌‌ ‍‌​‍‌‌​ ​ ‌​‌​​‍‌‌​ ​ ‌​‌​​‍‌‌​ ​‍​ ​‍​ ‌ ​ ‌​​ ‌‍‌‍​‍‌‍​ ​ ‌​‌‍‌‌​ ​‍‌‍‌‌‌‍​ ‌‍‌‍​ ​‍​‍‌‌​ ​‍​ ​‍​‍‌‌​ ‌‌‌​‌​​‍ ‍‌‍​ ‌‍‍​‌‍‍‌‌‍ ​‌‍‌​‌ ​‍‌‍‌‌‌‍ ‍​‍‌‌​ ‌‌‌​​‍‌‌ ‌‍‍ ‌‍‌‌‌ ‍‌​‍‌‌​ ​ ‌​‌​​‍‌‌​ ​ ‌​‌​​‍‌‌​ ​‍​ ​‍​ ‌‍‌‍​ ​ ​‌‌‍​ ​ ‍‌​ ‌​​ ‍​​ ‍​​ ‍​‌‍‌‍​ ‍‌​ ‌ ​ ​​​‍‌‌​ ​‍​ ​‍​‍‌‌​ ‌‌‌​‌​​‍ ‍‌ ‌​‌‍‌‌‌ ‍​‌ ‌​​‍‌‍‌ ​​‌‍‌‌‌ ​‍‌ ​ ‌ ​​‌‍‌‌‌‍​ ‌ ‌​‌‍‍‌‌ ‌‍‌‍‌‌​ ‌‌ ​​‌ ‌‌‌‍​‍‌‍ ​‌‍‍‌‌ ​ ‌‍‍​‌‍‌‌‌‍‌​​‍​‍‌ ‌
The firm’s original technology was licensed from the Army Corps of Engineers, explains Chief Operating Officer Gregg Spivey. The corps was
looking for a microbially derived soil stabilizer but didn’t find one that met its needs. Founders of the firm thought the product could help
plant growth when they noticed material used for the engineering projects seemed to make vegetation thrive.​​​​‌ ‍ ​‍​‍‌‍ ‌ ​‍‌‍‍‌‌‍‌ ‌‍‍‌‌‍ ‍​‍​‍​ ‍‍​‍​‍‌ ​ ‌‍​‌‌‍ ‍‌‍‍‌‌ ‌​‌ ‍‌​‍ ‍‌‍‍‌‌‍ ​‍​‍​‍ ​​‍​‍‌‍‍​‌ ​‍‌‍‌‌‌‍‌‍​‍​‍​ ‍‍​‍​‍​‍ ‌ ​ ‌ ‌​‌ ‌‌‌‍‌​‌‍‍‌‌‍ ​‍ ‌‍‍‌‌‍ ‍‌ ‌​‌‍‌‌‌‍ ‍‌ ‌​​‍ ‌‍‌‌‌‍‌​‌‍‍‌‌ ‌​​‍ ‌‍ ‌‌‍ ‌‍‌​‌‍‌‌​ ‌‌ ​​‌ ​‍‌‍‌‌‌ ​ ‌‍‌‌‌‍ ‍‌ ‌​‌‍​‌‌ ‌​‌‍‍‌‌‍ ‌‍ ‍​ ‍ ‌‍‍‌‌‍‌​​ ‌‌ ​​‌‍ ‌ ​ ‌ ‌​​‍ ‍‌ ​ ‌‍​‌​‍ ‍‌‍‌ ‌ ​‍‌‍ ‌ ‌ ‌‍‍‌‌‍ ‍‌‍‌ ​‍ ‌‌ ​​‌ ​‍‌‍ ‌‍‌‍‌‍‍‌‌ ‌​‌ ​ ​‍ ‌‌ ‌ ‌‍‍‌‌ ‌​‌‍‍​​‍ ‌‌‍ ‌‌‍‍‌‌‍​ ‌ ​‍‌‍ ‌‍​‍‌‍‌‌‌ ​ ​ ‍ ‌ ‌​‌ ‍‌‌ ​​‌‍‌‌​ ‌‌ ​​‌‍ ‌ ​ ‌ ‌​​ ‍ ‌ ​​‌‍​‌‌ ‌​‌‍‍​​ ‌‌‍​‍‌‍ ‌‍‌​‌ ‍‌​‍‌‌​ ‌‌‌​​‍‌‌ ‌‍‍ ‌‍‌‌‌ ‍‌​‍‌‌​ ​ ‌​‌​​‍‌‌​ ​ ‌​‌​​‍‌‌​ ​‍​ ​‍​ ​ ​ ​‌‌‍​‌‌‍​‌​ ‌​​ ‌​​ ​​‌‍‌​​ ‌‍​ ​‌‌‍​‍​ ​ ​‍‌‌​ ​‍​ ​‍​‍‌‌​ ‌‌‌​‌​​‍ ‍‌‍​ ‌‍‍​‌‍‍‌‌‍ ​‌‍‌​‌ ​‍‌‍‌‌‌‍ ‍​‍‌‌​ ‌‌‌​​‍‌‌ ‌‍‍ ‌‍‌‌‌ ‍‌​‍‌‌​ ​ ‌​‌​​‍‌‌​ ​ ‌​‌​​‍‌‌​ ​‍​ ​‍‌‍​‌​ ‌​​ ​‌‌‍‌‍‌‍​‍​ ‍‌​ ‍‌‌‍​‌​ ​‌​ ​‍‌‍‌​‌‍​‍​ ​​​‍‌‌​ ​‍​ ​‍​‍‌‌​ ‌‌‌​‌​​‍ ‍‌ ‌​‌‍‌‌‌ ‍​‌ ‌​​ ‌‍​‍‌‍​‌‌ ​ ‌‍‌‌‌‌‌‌‌ ​‍‌‍ ​​ ‌​‍‌‌​ ​‍‌​‌‍‌ ​ ‌ ‌​‌ ‌‌‌‍‌​‌‍‍‌‌‍ ​‍‌‍‌‍‍‌‌‍‌​​ ‌‌ ​​‌‍ ‌ ​ ‌ ‌​​‍ ‍‌ ​ ‌‍​‌​‍ ‍‌‍‌ ‌ ​‍‌‍ ‌ ‌ ‌‍‍‌‌‍ ‍‌‍‌ ​‍ ‌‌ ​​‌ ​‍‌‍ ‌‍‌‍‌‍‍‌‌ ‌​‌ ​ ​‍ ‌‌ ‌ ‌‍‍‌‌ ‌​‌‍‍​​‍ ‌‌‍ ‌‌‍‍‌‌‍​ ‌ ​‍‌‍ ‌‍​‍‌‍‌‌‌ ​ ​‍‌‍‌ ‌​‌ ‍‌‌ ​​‌‍‌‌​ ‌‌ ​​‌‍ ‌ ​ ‌ ‌​​‍‌‍‌ ​​‌‍​‌‌ ‌​‌‍‍​​ ‌‌‍​‍‌‍ ‌‍‌​‌ ‍‌​‍‌‌​ ‌‌‌​​‍‌‌ ‌‍‍ ‌‍‌‌‌ ‍‌​‍‌‌​ ​ ‌​‌​​‍‌‌​ ​ ‌​‌​​‍‌‌​ ​‍​ ​‍​ ​ ​ ​‌‌‍​‌‌‍​‌​ ‌​​ ‌​​ ​​‌‍‌​​ ‌‍​ ​‌‌‍​‍​ ​ ​‍‌‌​ ​‍​ ​‍​‍‌‌​ ‌‌‌​‌​​‍ ‍‌‍​ ‌‍‍​‌‍‍‌‌‍ ​‌‍‌​‌ ​‍‌‍‌‌‌‍ ‍​‍‌‌​ ‌‌‌​​‍‌‌ ‌‍‍ ‌‍‌‌‌ ‍‌​‍‌‌​ ​ ‌​‌​​‍‌‌​ ​ ‌​‌​​‍‌‌​ ​‍​ ​‍‌‍​‌​ ‌​​ ​‌‌‍‌‍‌‍​‍​ ‍‌​ ‍‌‌‍​‌​ ​‌​ ​‍‌‍‌​‌‍​‍​ ​​​‍‌‌​ ​‍​ ​‍​‍‌‌​ ‌‌‌​‌​​‍ ‍‌ ‌​‌‍‌‌‌ ‍​‌ ‌​​‍‌‍‌ ​​‌‍‌‌‌ ​‍‌ ​ ‌ ​​‌‍‌‌‌‍​ ‌ ‌​‌‍‍‌‌ ‌‍‌‍‌‌​ ‌‌ ​​‌ ‌‌‌‍​‍‌‍ ​‌‍‍‌‌ ​ ‌‍‍​‌‍‌‌‌‍‌​​‍​‍‌ ‌